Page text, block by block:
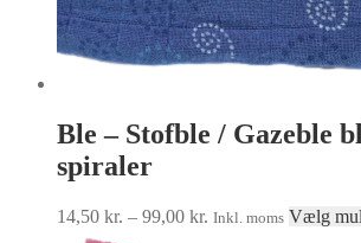
Ble – Stofble / Gazeble
spiraler
14,50 kr. – 99,00 kr. Prisinterval:
Inkl. moms Vælg